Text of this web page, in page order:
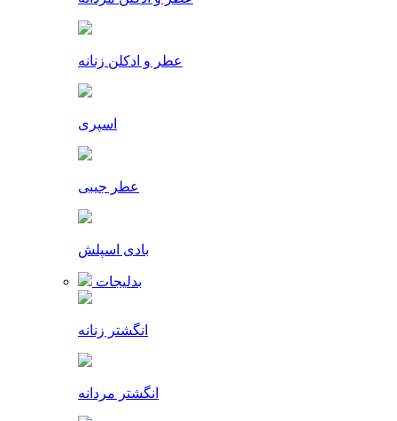
عطر و ادکلن زنانه
اسپری
عطر جیبی
بادی اسپلش
بدلیجات
انگشتر زنانه
انگشتر مردانه